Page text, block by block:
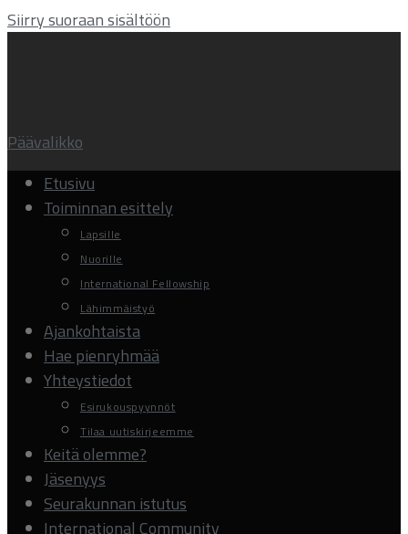
Siirry suoraan sisältöön
Päävalikko
Etusivu
Toiminnan esittely
Lapsille
Nuorille
International Fellowship
Lähimmäistyö
Ajankohtaista
Hae pienryhmää
Yhteystiedot
Esirukouspyynnöt
Tilaa uutiskirjeemme
Keitä olemme?
Jäsenyys
Seurakunnan istutus
International Community